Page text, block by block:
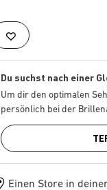
Du suchst nach einer
Um dir den optimalen
persönlich bei der
Einen Store in